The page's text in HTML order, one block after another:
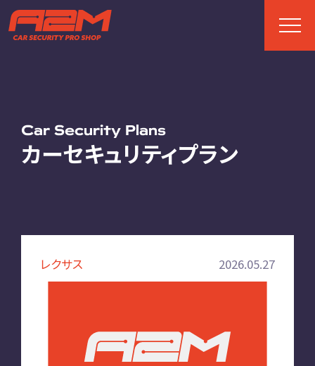
Car Security Plans
カーセキュリティプラン
レクサス 2026.05.27
ABOUT
FAQ
お知らせ